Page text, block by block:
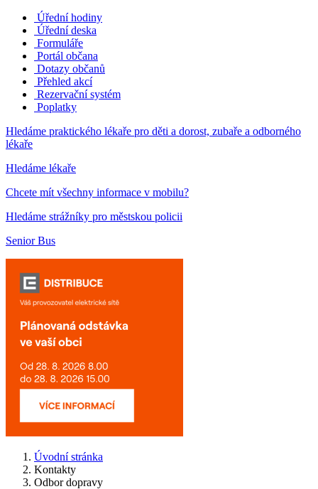
Úřední hodiny
Úřední deska
Formuláře
Portál občana
Dotazy občanů
Přehled akcí
Rezervační systém
Poplatky
Hledáme praktického lékaře pro děti a dorost, zubaře a odborného
lékaře
Hledáme lékaře
Chcete mít všechny informace v mobilu?
Hledáme strážníky pro městskou policii
Senior Bus
Úvodní stránka
Kontakty
Odbor dopravy